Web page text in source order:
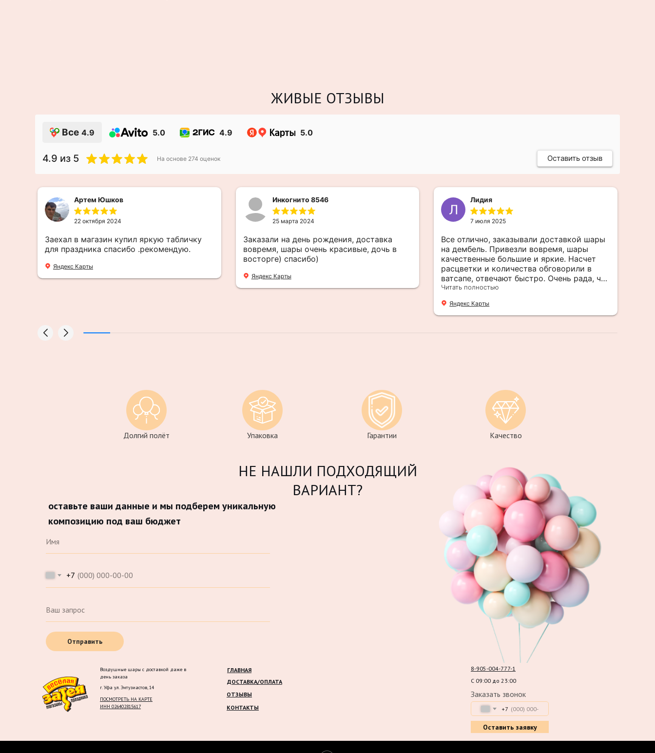
ЖИВЫЕ ОТЗЫВЫ
Все 4.9 5.0 4.9 5.0
4.9 из 5 На основе 274 оценок Оставить отзыв
Артем Юшков
22 октября 2024
Заехал в магазин купил яркую табличку
для праздника спасибо .рекомендую.
Яндекс Карты
Инкогнито 8546
25 марта 2024
Заказали на день рождения, доставка
вовремя, шары очень красивые, дочь в
восторге) спасибо)
Яндекс Карты
Лидия
7 июля 2025
Все отлично, заказывали доставкой шары
на дембель. Привезли вовремя, шары
качественные большие и яркие. Насчет
расцветки и количества обговорили в
ватсапе, отвечают быстро. Очень рада, что
обратилась к ним. Если хотите быть
уверены в своем празднике, обязательно
обращайтесь в Веселую затею Еще плюс,
привезли шары в пакете, доставщик
Читать полностью
Яндекс Карты
Долгий полёт Упаковка Гарантии Качество
+7
Отправить
оставьте ваши данные и мы подберем уникальную
композицию под ваш бюджет
НЕ НАШЛИ ПОДХОДЯЩИЙ
ВАРИАНТ?
ОТЗЫВЫ
ГЛАВНАЯ
ДОСТАВКА/ОПЛАТА
КОНТАКТЫ
8-905-004-777-1
С 09:00 до 23:00
Воздушные шары с доставкой даже в
день заказа
Заказать звонок
+7
Оставить заявку
г. Уфа ул. Энтузиастов, 14
ПОСМОТРЕТЬ НА КАРТЕ
ИНН 026402815617